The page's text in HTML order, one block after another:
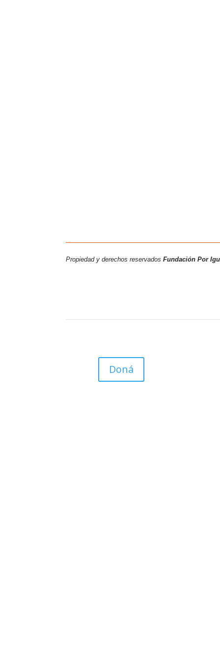
Propiedad y derechos reservadosFundación Por
Doná